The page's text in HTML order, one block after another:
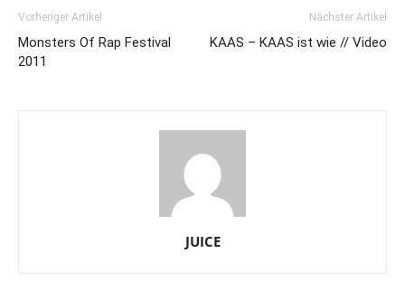
Vorheriger Artikel
Monsters Of Rap Festival
2011
Nächster Artikel
KAAS – KAAS ist wie // Video
JUICE